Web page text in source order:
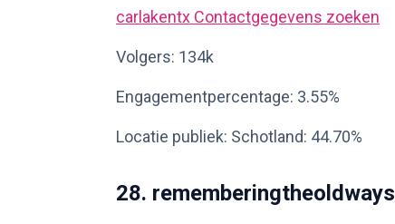
carlakentx Contactgegevens zoeken
Volgers: 134k
Engagementpercentage: 3.55%
Locatie publiek: Schotland: 44.70%
28. rememberingtheoldways